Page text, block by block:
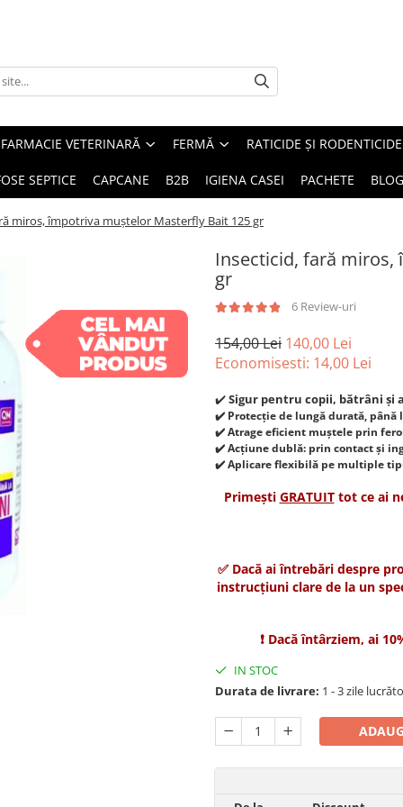
FARMACIE VETERINARĂ FERMĂ RATICIDE ȘI RODENTICIDE
SEPTICE CAPCANE B2B IGIENA CASEI PACHETE BLOG
miros, împotriva muștelor Masterfly Bait 125 gr
Insecticid, fară
gr
6 Review-uri
154,00 Lei 140,00 Lei
Economisesti: 14,00 Lei
✔️Sigur pentru copii, bătrâni și
✔️ Protecție de lungă durată, până
✔️ Atrage eficient muștele prin
✔️ Acțiune dublă: prin contact și
✔️ Aplicare flexibilă pe multiple
Primești GRATUITtot ce ai
✅ Dacă ai întrebări despre
instrucțiuni clare de la un
❗ Dacă întârziem, ai
IN STOC
Durata de livrare: 1 - 3 zile